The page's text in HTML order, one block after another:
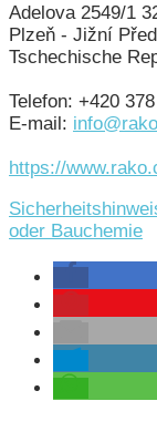
Adelova 2549/1
Plzeň - Jižní
Tschechische
Telefon: +420
E-mail:
https://
oder Bauchemie